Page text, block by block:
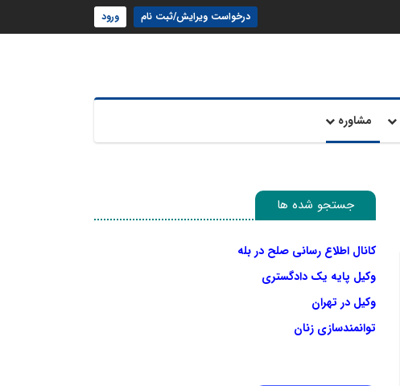
درخواست ویرایش/ثبت نام ورود
مشاوره
جستجو شده ها
کانال اطلاع رسانی صلح در بله
وکیل پایه یک دادگستری
وکیل در تهران
توانمندسازی زنان